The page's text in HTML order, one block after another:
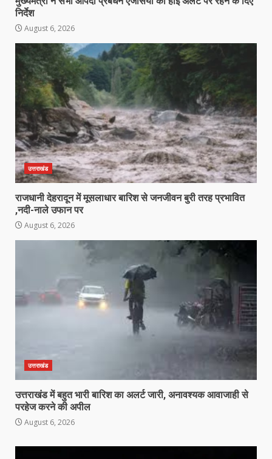
निर्देश
August 6, 2026
उत्तराखंड
राजधानी देहरादून में मूसलाधार बारिश से जनजीवन बुरी तरह प्रभावित
,नदी-नाले उफान पर
August 6, 2026
उत्तराखंड
उत्तराखंड में बहुत भारी बारिश का अलर्ट जारी, अनावश्यक आवाजाही से
परहेज करने की अपील
August 6, 2026